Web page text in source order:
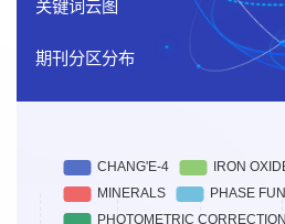
期刊分区分布
and global lithologic mapping of the
Science Bulletin, 67:2050-2054,2022.
卢学金, 陈剑, 凌宗成, 刘长卿, 付晓辉,
basalts in the Chang'e-5 regolith
7:142-151,2023.